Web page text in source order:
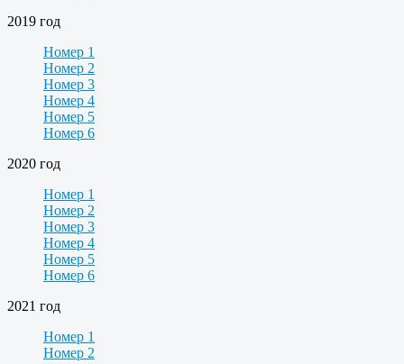
2019 год
Номер 1
Номер 2
Номер 3
Номер 4
Номер 5
Номер 6
2020 год
Номер 1
Номер 2
Номер 3
Номер 4
Номер 5
Номер 6
2021 год
Номер 1
Номер 2